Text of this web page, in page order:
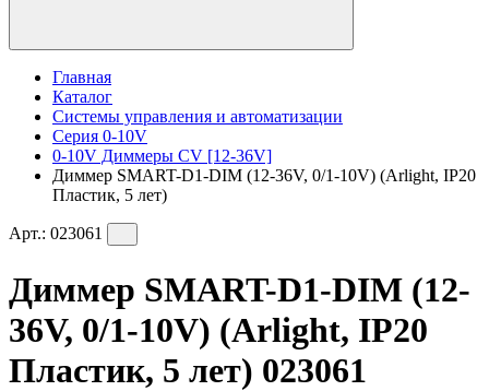
Главная
Каталог
Системы управления и автоматизации
Серия 0-10V
0-10V Диммеры CV [12-36V]
Диммер SMART-D1-DIM (12-36V, 0/1-10V) (Arlight, IP20
Пластик, 5 лет)
Арт.: 023061
Диммер SMART-D1-DIM (12-
36V, 0/1-10V) (Arlight, IP20
Пластик, 5 лет) 023061